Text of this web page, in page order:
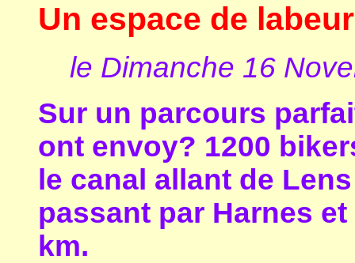
Un espace de
le Dimanche 16
Sur un parcours
ont envoy? 1200
le canal allant de
passant par Harnes
km.